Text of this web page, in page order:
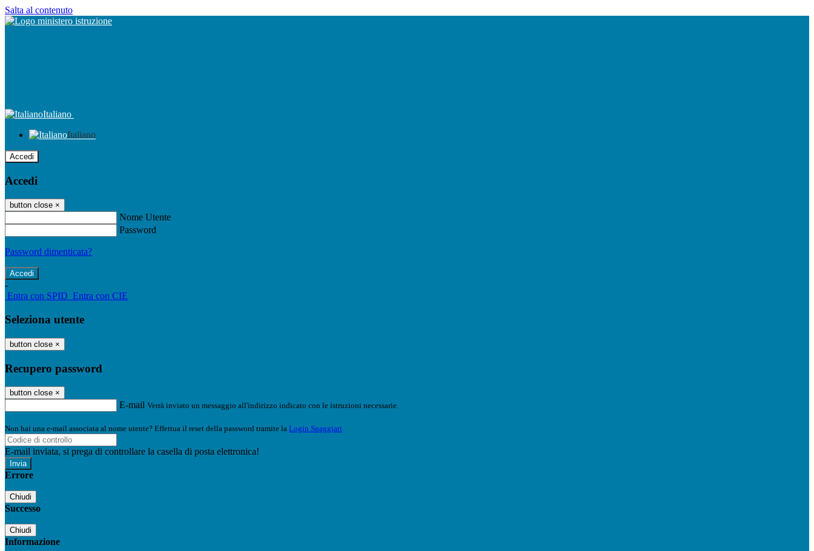
Salta al contenuto
Italiano
Italiano
Accedi
Accedi
button close ×
Nome Utente
Password
Password dimenticata?
-
Entra con SPID Entra con CIE
Seleziona utente
button close ×
Recupero password
button close ×
E-mail Verrà inviato un messaggio all'indirizzo indicato con le istruzioni necessarie.
Non hai una e-mail associata al nome utente? Effettua il reset della password tramite la Login Spaggiari
E-mail inviata, si prega di controllare la casella di posta elettronica!
Errore
Chiudi
Successo
Chiudi
Informazione